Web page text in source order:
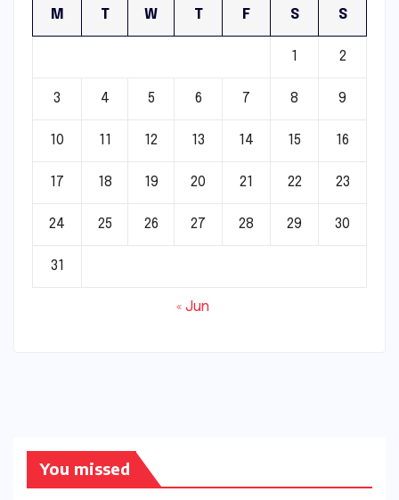
M T W T F S S
1 2
3 4 5 6 7 8 9
10 11 12 13 14 15 16
17 18 19 20 21 22 23
24 25 26 27 28 29 30
31
« Jun
You missed